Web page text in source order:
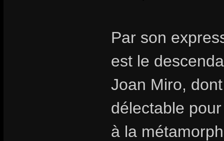
Par son
est le
Joan Miro,
délectable
à la